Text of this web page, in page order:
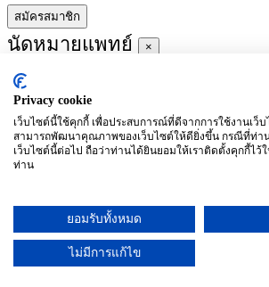
สมัครสมาชิก
นัดหมายแพทย์ ×
ผู้ชำนาญการ
ประจำ :
อาทิตย์
จันทร์
(27/09)
อังคาร
(28/09)
พุธ
พฤหัส
Privacy cookie
เว็บไซต์นี้ใช้คุกกี้ เพื่อประสบการณ์ที่ดีจากการใช้งานเว็บ
สามารถพัฒนาคุณภาพของเว็บไซต์ให้ดียิ่งขึ้น กรณีที่ท่าน
เว็บไซต์นี้ต่อไป ถือว่าท่านได้ยินยอมให้เราติดตั้งคุกกี้ไว้ใ
ท่าน
ยอมรับทั้งหมด
ไม่มีการแก้ไข